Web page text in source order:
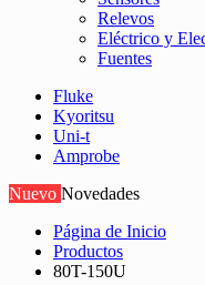
Relevos
Eléctrico y
Fuentes
Fluke
Kyoritsu
Uni-t
Amprobe
Nuevo Novedades
Página de Inicio
Productos
80T-150U